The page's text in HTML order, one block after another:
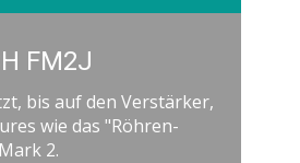
FM2J
bis auf den Verstärker,
wie das "Röhren-
2.
eine spezielle
mit einem noch
Nahbesprechungseffek im
im Linear-
damit Gesangsstimmen